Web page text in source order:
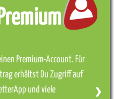
Premium-Account. Für
erhältst Du Zugriff auf
und viele
❯